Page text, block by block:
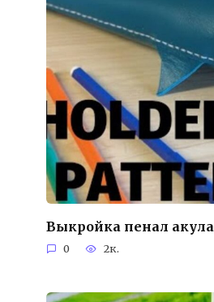
Выкройка пенал акула
0 2к.